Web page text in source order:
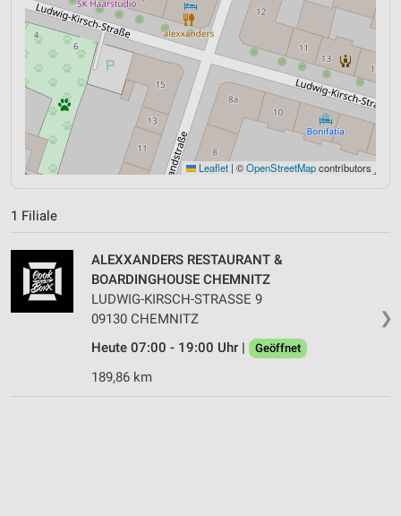
Leaflet | ©OpenStreetMapcontributors
1 Filiale
❯
ALEXXANDERS RESTAURANT &
BOARDINGHOUSE CHEMNITZ
LUDWIG-KIRSCH-STRASSE 9
09130 CHEMNITZ
Heute 07:00 - 19:00 Uhr |
Geöffnet
189,86 km